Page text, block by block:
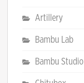
Artillery
Bambu Lab
Bambu Studio